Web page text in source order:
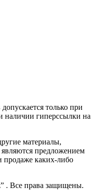
только при
наличии гиперссылки на
материалы,
являются предложением
продаже каких-либо
. Все права защищены.